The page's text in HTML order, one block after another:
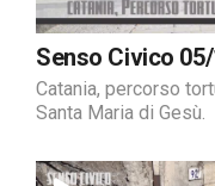
Senso Civico
Catania, percorso
Santa Maria di Gesù.